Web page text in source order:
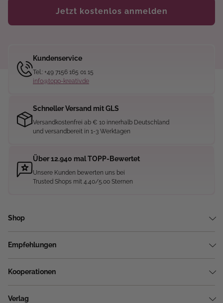
Jetzt kostenlos anmelden
Kundenservice
Tel.: +49 7156 165 01 15
info@topp-kreativ.de
Schneller Versand mit GLS
Versandkostenfrei ab € 10 innerhalb Deutschland
und versandbereit in 1-3 Werktagen
Über 12.940 mal TOPP-Bewertet
Unsere Kunden bewerten uns bei
Trusted Shops mit 4.40/5.00 Sternen
Shop
Empfehlungen
Kooperationen
Verlag